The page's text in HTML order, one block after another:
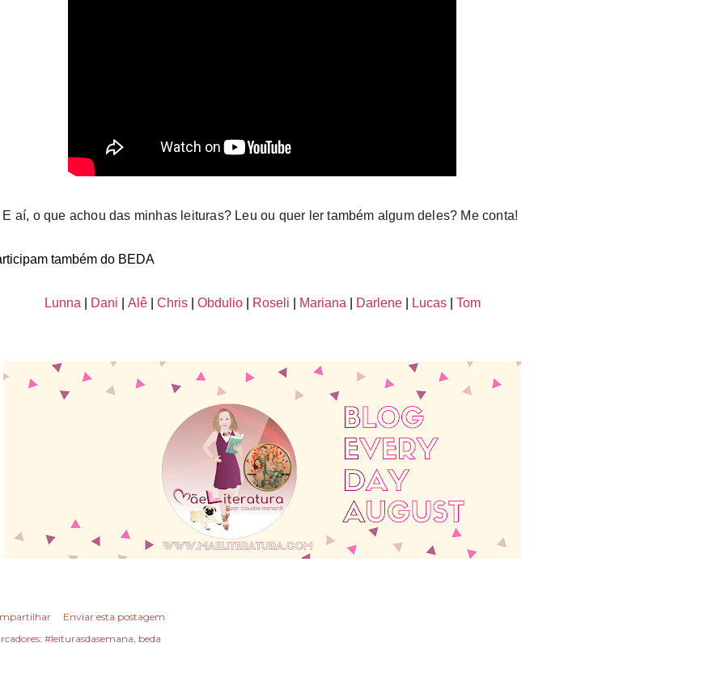
E aí, o que achou das minhas leituras? Leu ou quer ler também algum deles? Me conta!⁣
também do BEDA
Lunna Dani Alê| Chris| Obdulio| Roseli Mariana Darlene| Lucas| Tom
Enviar esta postagem
#leiturasdasemana beda